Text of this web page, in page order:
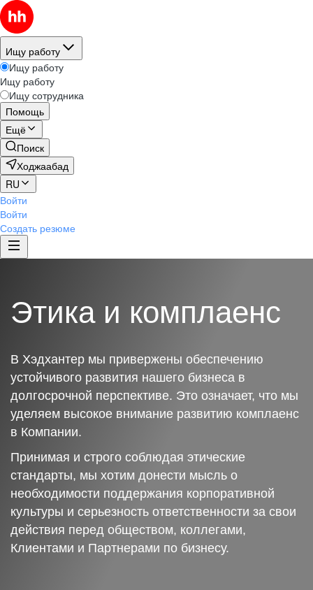
Ищу работу
Ищу работу
Ищу работу
Ищу сотрудника
Помощь
Ещё
Поиск
Ходжаабад
RU
Войти
Войти
Создать резюме
Этика и комплаенс
В Хэдхантер мы привержены обеспечению
устойчивого развития нашего бизнеса в
долгосрочной перспективе. Это означает, что мы
уделяем высокое внимание развитию комплаенс
в Компании.
Принимая и строго соблюдая этические
стандарты, мы хотим донести мысль о
необходимости поддержания корпоративной
культуры и серьезность ответственности за свои
действия перед обществом, коллегами,
Клиентами и Партнерами по бизнесу.